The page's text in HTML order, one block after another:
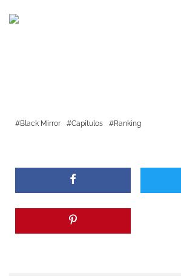
Black Mirror Capítulos Ranking